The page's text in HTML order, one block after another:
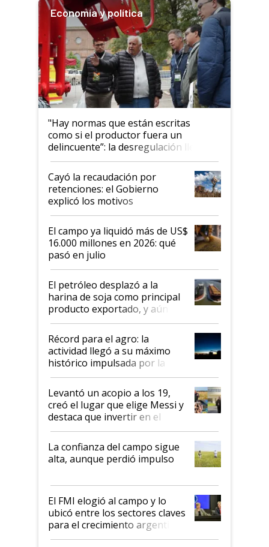
Economía y política
"Hay normas que están escritas
como si el productor fuera un
delincuente”: la desregulación llegó
al Congreso Aapresid y hasta se
habló del financiamiento al IPCVA
Cayó la recaudación por
retenciones: el Gobierno
explicó los motivos
El campo ya liquidó más de US$
16.000 millones en 2026: qué
pasó en julio
El petróleo desplazó a la
harina de soja como principal
producto exportado, y aún así
el agro aportó casi seis de cada
diez dólares y sostuvo el
liderazgo en un semestre
récord
Récord para el agro: la
actividad llegó a su máximo
histórico impulsada por la
cosecha y las exportaciones
Levantó un acopio a los 19,
creó el lugar que elige Messi y
destaca que invertir en el
kirchnerismo era como "darle
plata a un hijo para droga":
Juan Félix Rossetti, el libertario
que de una dura crisis salió
de Milei
La confianza del campo sigue
alta, aunque perdió impulso
El FMI elogió al campo y lo
ubicó entre los sectores claves
para el crecimiento argentino